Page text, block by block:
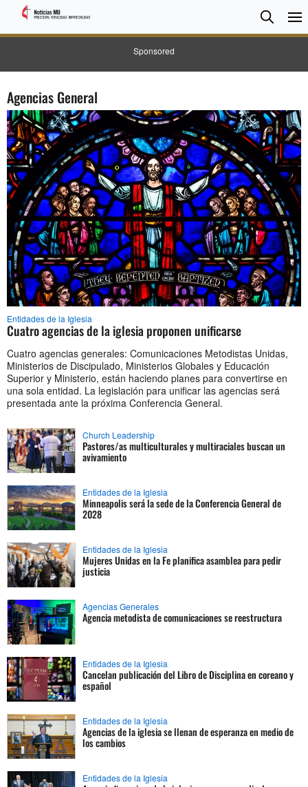
Sponsored
Search
Agencias General
Entidades de la Iglesia
Cuatro agencias de la iglesia proponen unificarse
Cuatro agencias generales: Comunicaciones Metodistas Unidas,
Ministerios de Discipulado, Ministerios Globales y Educación
Superior y Ministerio, están haciendo planes para convertirse en
una sola entidad. La legislación para unificar las agencias será
presentada ante la próxima Conferencia General.
Church Leadership
Pastores/as multiculturales y multiraciales buscan un
avivamiento
Entidades de la Iglesia
Minneapolis será la sede de la Conferencia General de
2028
Entidades de la Iglesia
Mujeres Unidas en la Fe planifica asamblea para pedir
justicia
Agencias Generales
Agencia metodista de comunicaciones se reestructura
Entidades de la Iglesia
Cancelan publicación del Libro de Disciplina en coreano y
español
Entidades de la Iglesia
Agencias de la iglesia se llenan de esperanza en medio de
los cambios
Entidades de la Iglesia